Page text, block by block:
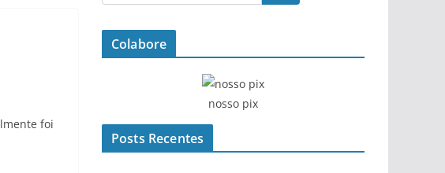
foi
Colabore
nosso pix
Posts Recentes